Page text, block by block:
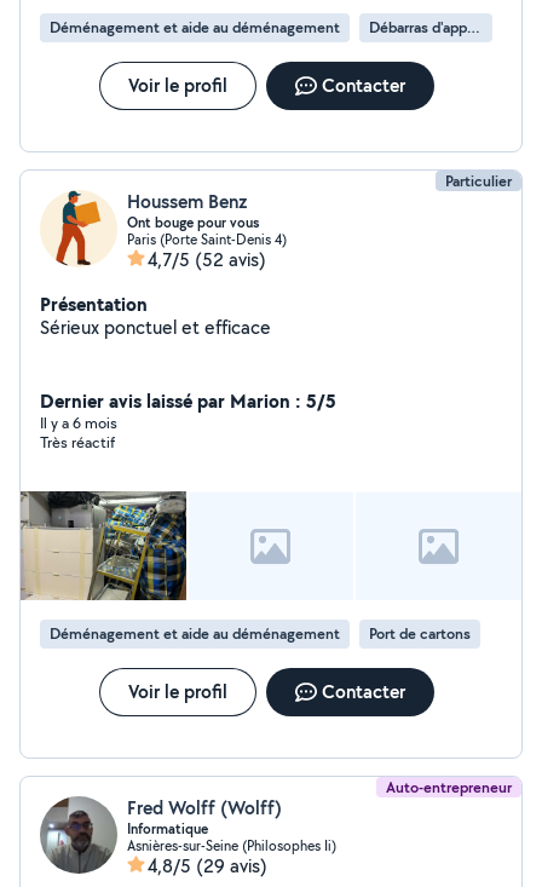
m'engage à fournir un travail de qualité. Bien à vous.
Déménagement et aide au déménagement Débarras d'appartement
Voir le profil Contacter
Particulier
Houssem Benz
Ont bouge pour vous
Paris (Porte Saint-Denis 4)
4,7/5 (52 avis)
Présentation
Sérieux ponctuel et efficace
Dernier avis laissé par Marion : 5/5
Il y a 6 mois
Très réactif
Déménagement et aide au déménagement Port de cartons
Voir le profil Contacter
Auto-entrepreneur
Fred Wolff (Wolff)
Informatique
Asnières-sur-Seine (Philosophes Ii)
4,8/5 (29 avis)